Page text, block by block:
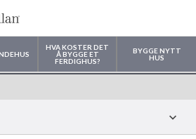
HVA KOSTER DET
Å BYGGE ET
FERDIGHUS?
BYGGE NYTT
HUS
bygge huset ditt?